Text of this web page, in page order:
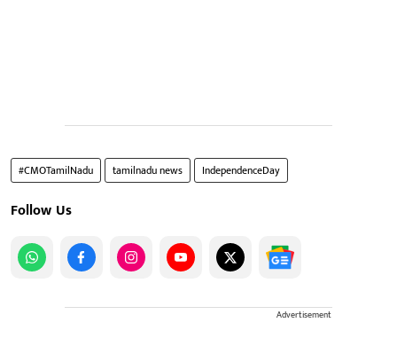
#CMOTamilNadu tamilnadu news IndependenceDay
Follow Us
Advertisement